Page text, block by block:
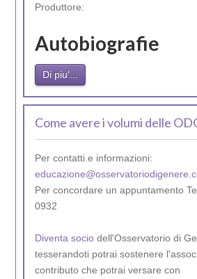
Produttore:
Autobiografie
Di piu'...
Come avere i volumi delle
Per contatti e informazioni:
Per concordare un appuntamento
0932
Diventa sociodell'Osservatorio di
tesserandoti potrai sostenere
contributo che potrai versare con